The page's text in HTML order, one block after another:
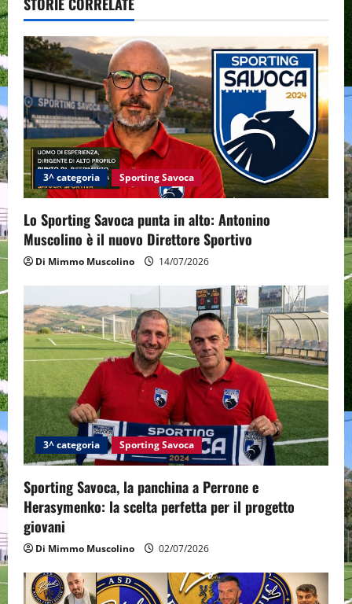
v
i
g
a
t
i
o
n
3^ categoria Sporting Savoca
Lo Sporting Savoca punta in alto: Antonino
Muscolino è il nuovo Direttore Sportivo
Di Mimmo Muscolino 14/07/2026
3^ categoria Sporting Savoca
Sporting Savoca, la panchina a Perrone e
Herasymenko: la scelta perfetta per il progetto
giovani
Di Mimmo Muscolino 02/07/2026